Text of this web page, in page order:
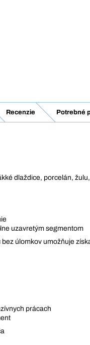
Recenzie Potrebné
dlaždice, porcelán,
uzavretým segmentom
úlomkov umožňuje
prácach